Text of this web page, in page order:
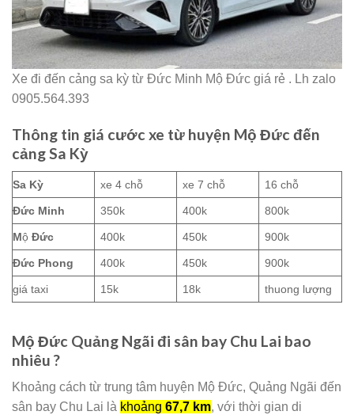
Xe đi đến cảng sa kỳ từ Đức Minh Mộ Đức giá rẻ . Lh zalo
0905.564.393
Thông tin giá cước xe từ huyện Mộ Đức đến
cảng Sa Kỳ
Sa Kỳ xe 4 chỗ xe 7 chỗ 16 chỗ
Đức Minh 350k 400k 800k
Mộ Đức 400k 450k 900k
Đức Phong 400k 450k 900k
giá taxi 15k 18k thuong lượng
Mộ Đức Quảng Ngãi đi sân bay Chu Lai bao
nhiêu ?
Khoảng cách từ trung tâm huyện Mộ Đức, Quảng Ngãi đến
sân bay Chu Lai là khoảng 67,7 km, với thời gian di